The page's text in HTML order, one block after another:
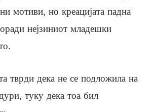
мотиви, но креацијата падна
нејзиниот младешки
тврди дека не се подложила на
туку дека тоа бил